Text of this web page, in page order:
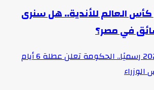
العالم للأندية.. هل سنرى
في مصر؟
إجازة عيد الأضحى 2026 رسميًا.. الحكومة تعلن عطلة 6 أيام